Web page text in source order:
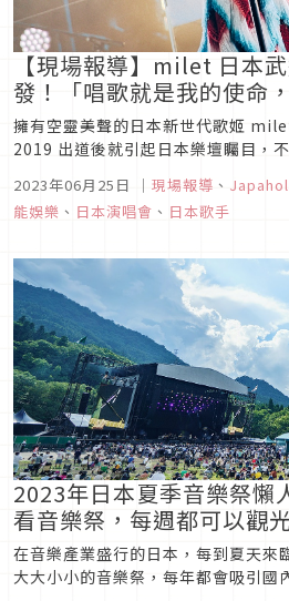
【現場報導】milet 日本
發！「唱歌就是我的使命
擁有空靈美聲的日本新世代歌姬
2019 出道後就引起日本樂壇矚目，
邀約不斷，今年也將前來台灣開演唱
後，大部分時間都在新冠疫情中度過
2023年06月25日 ｜ 現場報導 、
能娛樂 、 日本演唱會 、 日本歌手
2023年日本夏季音樂祭懶
看音樂祭，每週都可以觀
在音樂產業盛行的日本，每到夏天來
大大小小的音樂祭，每年都會吸引國